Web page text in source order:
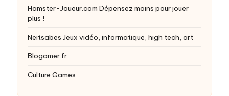
Hamster-Joueur.com Dépensez moins pour jouer
plus !
Neitsabes Jeux vidéo, informatique, high tech, art
Blogamer.fr
Culture Games